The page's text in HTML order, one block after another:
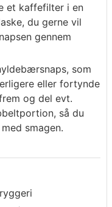
et kaffefilter i en
du gerne vil
gennem
som
eller fortynde
og del evt.
så du
smagen.